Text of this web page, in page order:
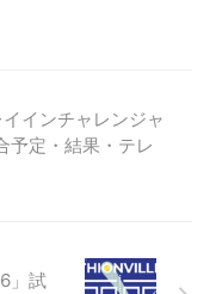
イインチャレンジャ
予定・結果・テレ
」試